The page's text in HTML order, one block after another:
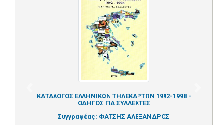
ΚΑΤΑΛΟΓΟΣ ΕΛΛΗΝΙΚΩΝ ΤΗΛΕΚΑΡΤΩΝ 1992-1998 -
ΟΔΗΓΟΣ ΓΙΑ ΣΥΛΛΕΚΤΕΣ
Συγγραφέας: ΦΑΤΣΗΣ ΑΛΕΞΑΝΔΡΟΣ
Previous